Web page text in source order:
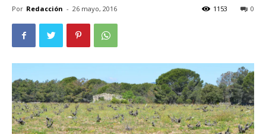
Por Redacción - 26 mayo, 2016 0
1153